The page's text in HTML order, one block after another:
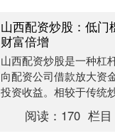
山西配资炒股：低门
财富倍增
山西配资炒股是一种杠
向配资公司借款放大资
投资收益。相较于传统
平台，配资炒股具有以
槛：**无....
阅读： 170 栏目